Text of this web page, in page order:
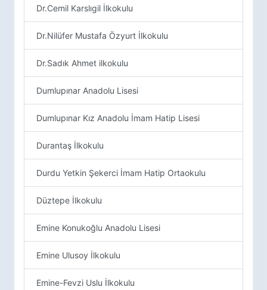
Dr.Cemil Karslıgil İlkokulu
Dr.Nilüfer Mustafa Özyurt İlkokulu
Dr.Sadık Ahmet ilkokulu
Dumlupınar Anadolu Lisesi
Dumlupınar Kız Anadolu İmam Hatip Lisesi
Durantaş İlkokulu
Durdu Yetkin Şekerci İmam Hatip Ortaokulu
Düztepe İlkokulu
Emine Konukoğlu Anadolu Lisesi
Emine Ulusoy İlkokulu
Emine-Fevzi Uslu İlkokulu